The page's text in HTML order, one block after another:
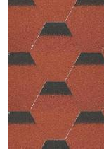
聚乙烯丙纶复